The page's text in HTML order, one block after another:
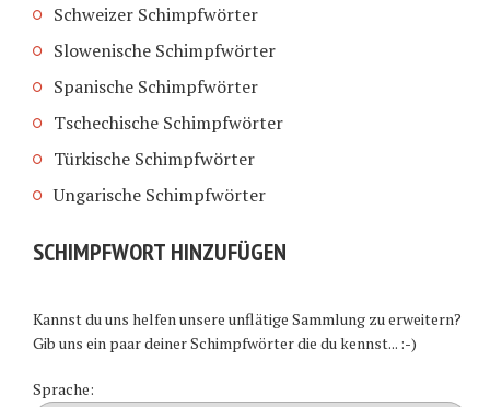
Schweizer Schimpfwörter
Slowenische Schimpfwörter
Spanische Schimpfwörter
Tschechische Schimpfwörter
Türkische Schimpfwörter
Ungarische Schimpfwörter
SCHIMPFWORT HINZUFÜGEN
Kannst du uns helfen unsere unflätige Sammlung zu erweitern?
Gib uns ein paar deiner Schimpfwörter die du kennst... :-)
Sprache: